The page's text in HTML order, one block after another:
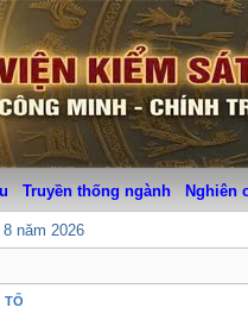
Truyền thống ngành Nghiên
năm 2026
TỐ